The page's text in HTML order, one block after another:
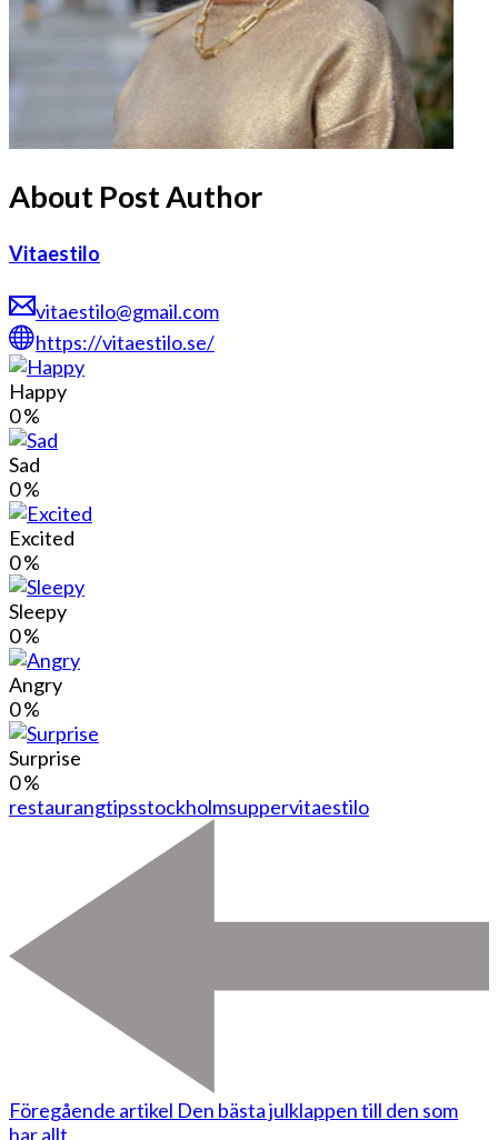
About Post Author
Vitaestilo
vitaestilo@gmail.com
https://vitaestilo.se/
Happy
0%
Sad
0%
Excited
0%
Sleepy
0%
Angry
0%
Surprise
0%
restaurangtipsstockholmsuppervitaestilo
Föregående artikel Den bästa julklappen till den som
har allt